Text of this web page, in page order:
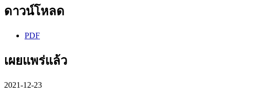
ดาวน์โหลด
PDF
เผยแพร่แล้ว
2021-12-23